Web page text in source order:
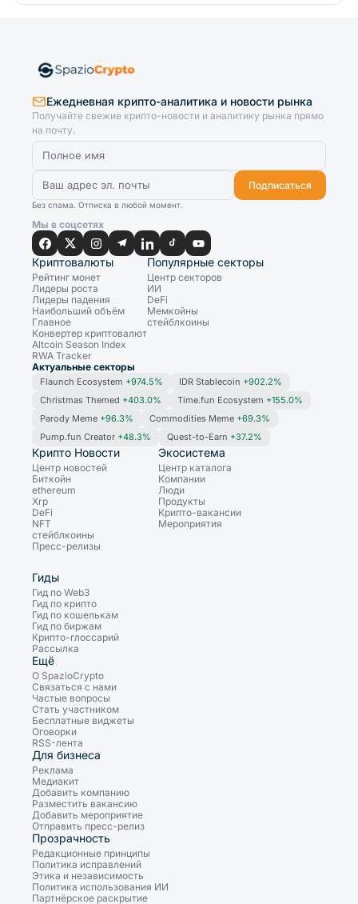
Ежедневная крипто-аналитика и новости рынка
Получайте свежие крипто-новости и аналитику рынка прямо
на почту.
Подписаться
Без спама. Отписка в любой момент.
Мы в соцсетях
Криптовалюты
Рейтинг монет
Лидеры роста
Лидеры падения
Наибольший объём
Главное
Конвертер криптовалют
Altcoin Season Index
RWA Tracker
Популярные секторы
Центр секторов
ИИ
DeFi
Мемкойны
стейблкоины
Актуальные секторы
Flaunch Ecosystem +974.5% IDR Stablecoin +902.2%
Christmas Themed +403.0% Time.fun Ecosystem +155.0%
Parody Meme +96.3% Commodities Meme +69.3%
Pump.fun Creator +48.3% Quest-to-Earn +37.2%
Крипто Новости
Центр новостей
Биткойн
ethereum
Xrp
DeFi
NFT
стейблкоины
Пресс-релизы
Экосистема
Центр каталога
Компании
Люди
Продукты
Крипто-вакансии
Мероприятия
Гиды
Гид по Web3
Гид по крипто
Гид по кошелькам
Гид по биржам
Крипто-глоссарий
Рассылка
Ещё
О SpazioCrypto
Связаться с нами
Частые вопросы
Стать участником
Бесплатные виджеты
Оговорки
RSS-лента
Для бизнеса
Реклама
Медиакит
Добавить компанию
Разместить вакансию
Добавить мероприятие
Отправить пресс-релиз
Прозрачность
Редакционные принципы
Политика исправлений
Этика и независимость
Политика использования ИИ
Партнёрское раскрытие